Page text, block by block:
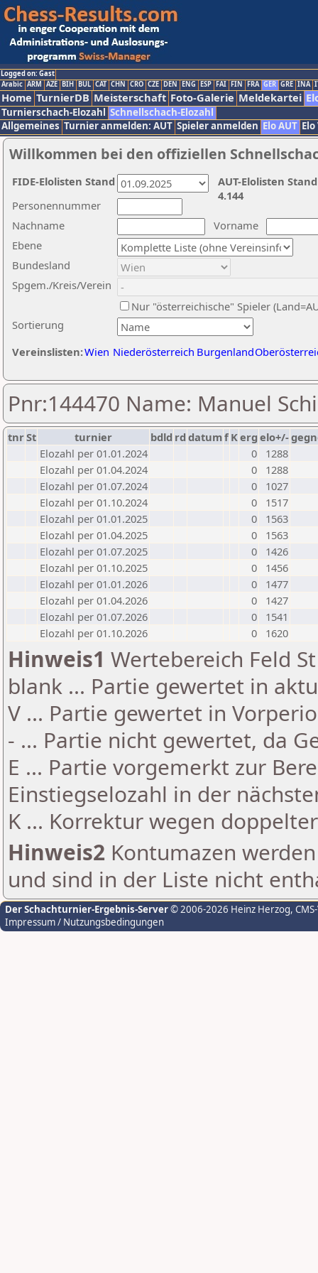
Logged on: Gast
Arabic ARM AZE BIH BUL CAT CHN CRO CZE DEN ENG ESP FAI FIN FRA GER GRE INA
Home TurnierDB Meisterschaft Foto-Galerie Meldekartei
Turnierschach-Elozahl Schnellschach-Elozahl
Allgemeines Turnier anmelden: AUT Spieler anmelden Elo AUT
Willkommen bei den offiziellen
Nachname
Vorname
Ebene
Sortierung
Personennummer
Bundesland
Spgem./Kreis/Verein
Nur "österreichische" Spieler
Vereinslisten:Wien Niederösterreich Burgenland
AUT-Elolisten
4.144
FIDE-Elolisten Stand
Pnr:144470 Name: Manuel
tnrSt turnier bdld rd datumf Kerg elo+/-
Elozahl per 01.01.2024
0
1288
Elozahl per 01.04.2024
0
1288
Elozahl per 01.07.2024
0
1027
Elozahl per 01.10.2024
0
1517
Elozahl per 01.01.2025
0
1563
Elozahl per 01.04.2025
0
1563
Elozahl per 01.07.2025
0
1426
Elozahl per 01.10.2025
0
1456
Elozahl per 01.01.2026
0
1477
Elozahl per 01.04.2026
0
1427
Elozahl per 01.07.2026
0
1541
Elozahl per 01.10.2026
0 1620
Hinweis1 Wertebereich Feld
blank ... Partie gewertet in
V ... Partie gewertet in
- ... Partie nicht gewertet, da
E ... Partie vorgemerkt zur
Einstiegselozahl in der
K ... Korrektur wegen
Hinweis2 Kontumazen
und sind in der Liste nicht
Der Schachturnier-Ergebnis-Server© 2006-2026 Heinz Herzog,
Impressum / Nutzungsbedingungen